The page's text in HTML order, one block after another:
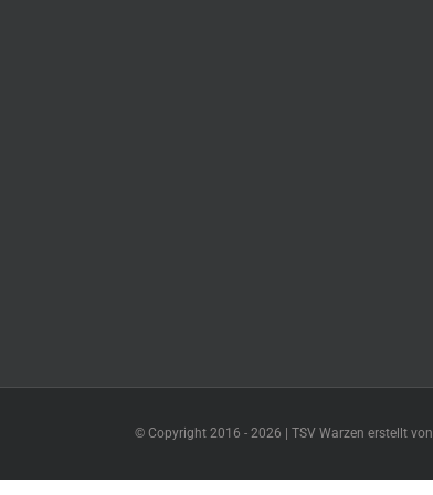
© Copyright 2016 - 2026 | TSV Warzen erstellt von